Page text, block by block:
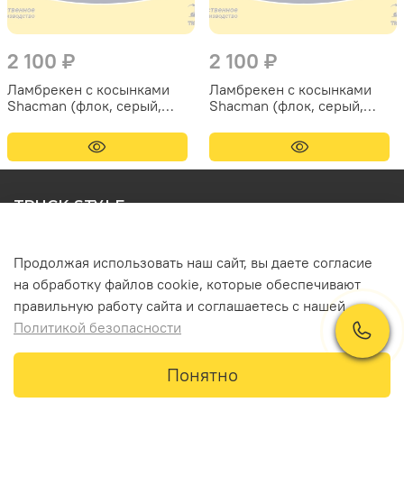
2 100 ₽
Ламбрекен с косынками
Shacman (флок, серый,
2 100 ₽
Ламбрекен с косынками
Shacman (флок, серый,
TRUCK STYLE
+7 (981) 036 47 67
info@truck-style.ru
Продолжая использовать наш сайт, вы даете согласие
на обработку файлов cookie, которые обеспечивают
правильную работу сайта и соглашаетесь с нашей
Политикой безопасности
Понятно